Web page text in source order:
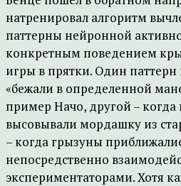
натренировал алгоритм
паттерны нейронной
конкретным поведением
игры в прятки. Один паттерн
«бежали в определенной
пример Начо, другой –
высовывали мордашку из
– когда грызуны
непосредственно
экспериментаторами. Хотя